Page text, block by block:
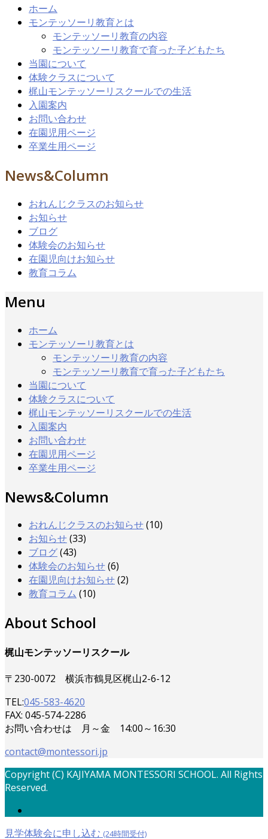
ホーム
モンテッソーリ教育とは
モンテッソーリ教育の内容
モンテッソーリ教育で育った子どもたち
当園について
体験クラスについて
梶山モンテッソーリスクールでの生活
入園案内
お問い合わせ
在園児用ページ
卒業生用ページ
News&Column
おれんじクラスのお知らせ
お知らせ
ブログ
体験会のお知らせ
在園児向けお知らせ
教育コラム
Menu
ホーム
モンテッソーリ教育とは
モンテッソーリ教育の内容
モンテッソーリ教育で育った子どもたち
当園について
体験クラスについて
梶山モンテッソーリスクールでの生活
入園案内
お問い合わせ
在園児用ページ
卒業生用ページ
News&Column
おれんじクラスのお知らせ(10)
お知らせ(33)
ブログ(43)
体験会のお知らせ(6)
在園児向けお知らせ(2)
教育コラム (10)
About School
梶山モンテッソーリスクール
〒230-0072 横浜市鶴見区梶山2-6-12
TEL:045-583-4620
FAX: 045-574-2286
お問い合わせは 月～金 14:00～16:30
contact@montessori.jp
Copyright (C) KAJIYAMA MONTESSORI SCHOOL. All Rights
Reserved.
見学体験会に申し込む (24時間受付)